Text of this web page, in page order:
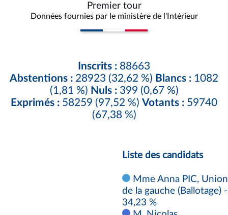
Premier tour
Données fournies par le ministère de l'Intérieur
Inscrits : 88663
Abstentions : 28923 (32,62 %) Blancs : 1082
(1,81 %) Nuls :399 (0,67 %)
Exprimés : 58259 (97,52 %) Votants : 59740
(67,38 %)
Liste des candidats
Mme Anna PIC, Union
de la gauche (Ballotage) -
34,23 %